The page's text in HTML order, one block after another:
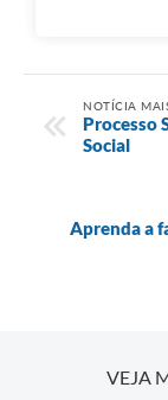
NOTÍCIA
Processo
Social
Aprenda a
VEJA